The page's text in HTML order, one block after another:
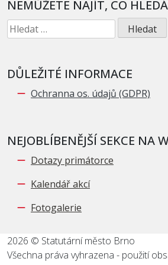
NEMŮŽETE NAJÍT, CO
Vyhledávání
DŮLEŽITÉ INFORMACE
Ochranna os. údajů (GDPR)
NEJOBLÍBENĚJŠÍ SEKCE NA
Dotazy primátorce
Kalendář akcí
Fotogalerie
2026 © Statutární město Brno
Všechna práva vyhrazena - použití